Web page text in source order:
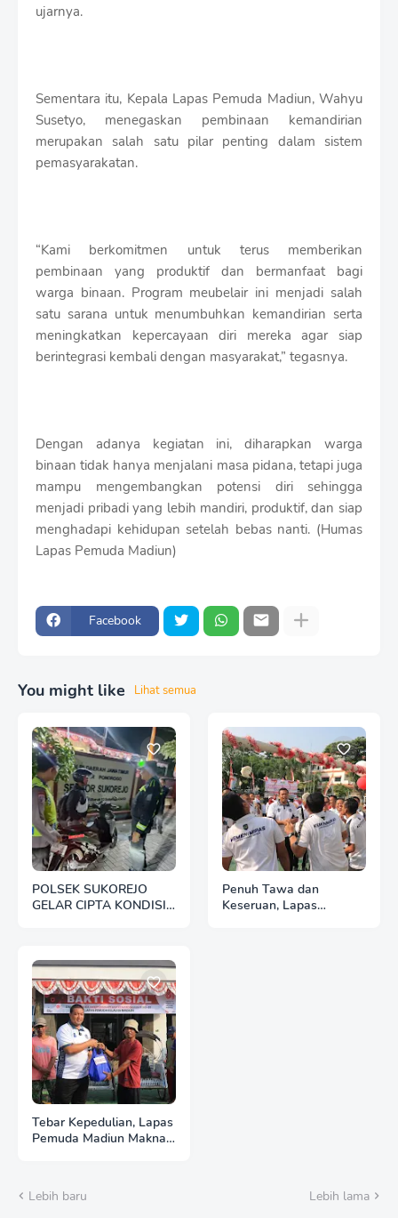
ujarnya.
Sementara itu, Kepala Lapas Pemuda Madiun, Wahyu
Susetyo, menegaskan pembinaan kemandirian
merupakan salah satu pilar penting dalam sistem
pemasyarakatan.
“Kami berkomitmen untuk terus memberikan
pembinaan yang produktif dan bermanfaat bagi
warga binaan. Program meubelair ini menjadi salah
satu sarana untuk menumbuhkan kemandirian serta
meningkatkan kepercayaan diri mereka agar siap
berintegrasi kembali dengan masyarakat,” tegasnya.
Dengan adanya kegiatan ini, diharapkan warga
binaan tidak hanya menjalani masa pidana, tetapi juga
mampu mengembangkan potensi diri sehingga
menjadi pribadi yang lebih mandiri, produktif, dan siap
menghadapi kehidupan setelah bebas nanti. (Humas
Lapas Pemuda Madiun)
Facebook
You might like Lihat semua
POLSEK SUKOREJO
GELAR CIPTA KONDISI
Penuh Tawa dan
Keseruan, Lapas
Tebar Kepedulian, Lapas
Pemuda Madiun Maknai
Lebih baru Lebih lama